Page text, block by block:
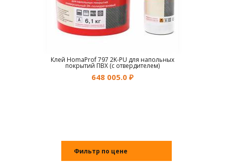
Клей HomaProf 797 2K-PU для напольных
покрытий ПВХ (с отвердителем)
648 005.0 ₽
Фильтр по цене